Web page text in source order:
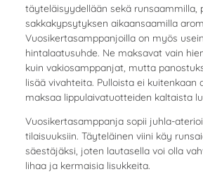
täyteläisyydellään sekä runsaammilla,
sakkakypsytyksen aikaansaamilla
Vuosikertasamppanjoilla on myös
hintalaatusuhde. Ne maksavat vain
kuin vakiosamppanjat, mutta
lisää vivahteita. Pulloista ei kuitenkaan
maksaa lippulaivatuotteiden kaltaista
Vuosikertasamppanja sopii juhla-
tilaisuuksiin. Täyteläinen viini käy
säestäjäksi, joten lautasella voi olla
lihaa ja kermaisia lisukkeita.